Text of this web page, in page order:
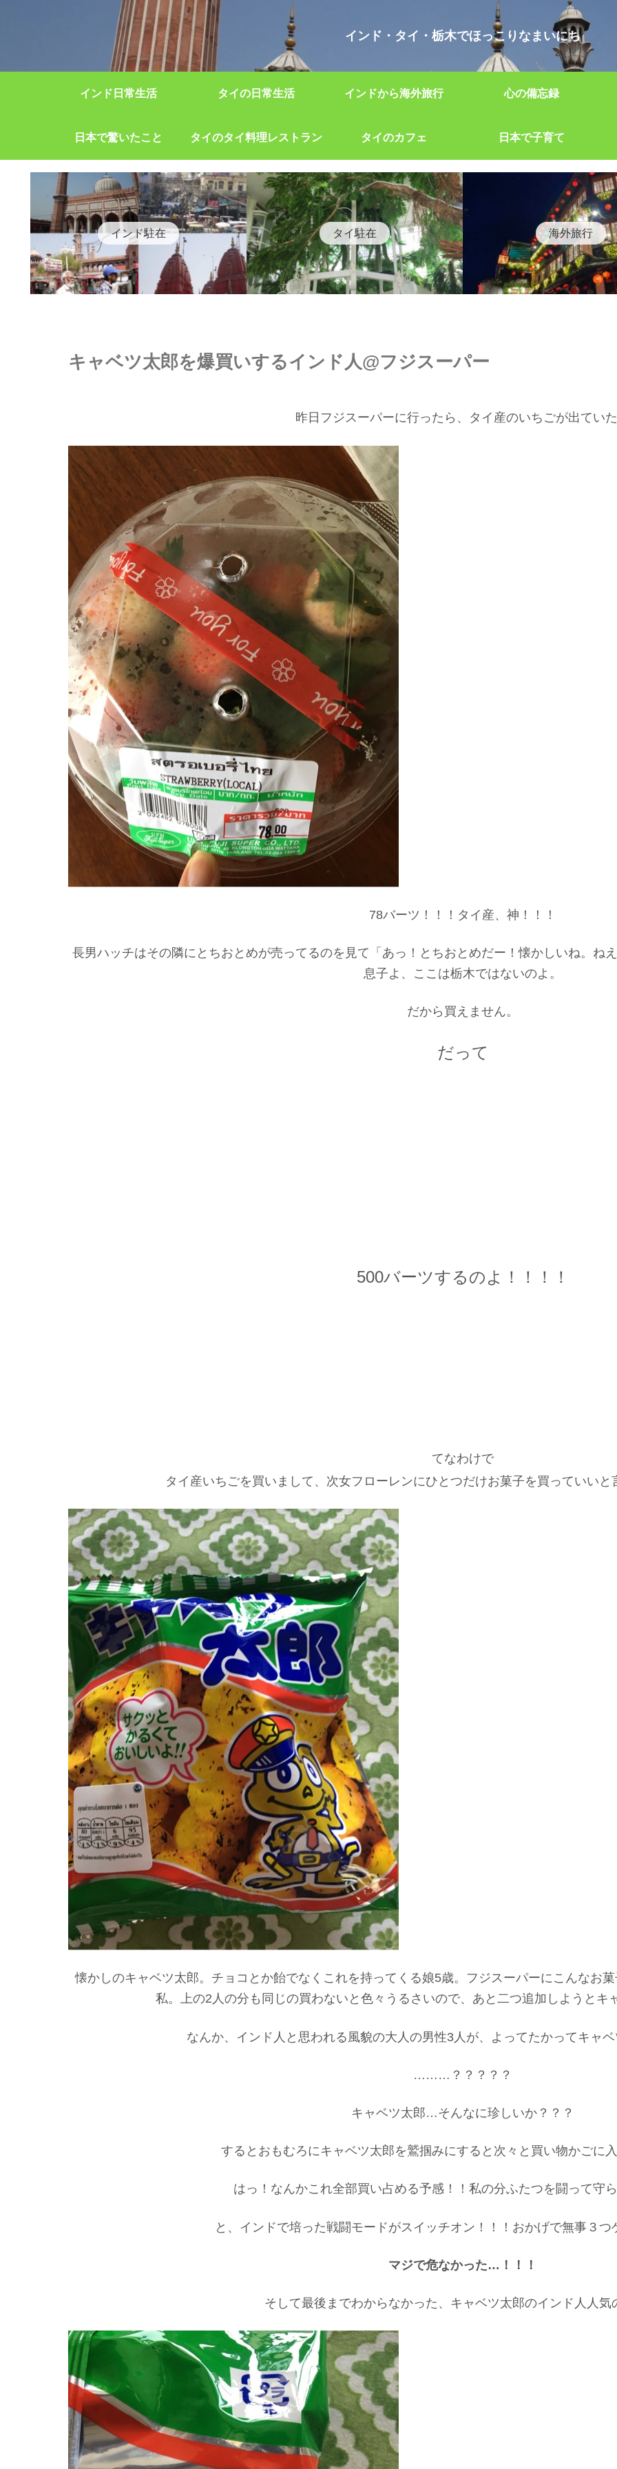
インド・タイ・栃木でほっこりなまいにち
インド日常生活 タイの日常生活 インドから海外旅行 心の備忘録
日本で驚いたこと タイのタイ料理レストラン タイのカフェ 日本で子育て
インド駐在 タイ駐在 海外旅行
キャベツ太郎を爆買いするインド人@フジスーパー
昨日フジスーパーに行ったら、タイ産のいちごが出ていた
78バーツ！！！タイ産、神！！！
長男ハッチはその隣にとちおとめが売ってるのを見て「あっ！とちおとめだー！懐かしいね。ね
息子よ、ここは栃木ではないのよ。
だから買えません。
だって
500バーツするのよ！！！！
てなわけで
タイ産いちごを買いまして、次女フローレンにひとつだけお菓子を買っていいと
懐かしのキャベツ太郎。チョコとか飴でなくこれを持ってくる娘5歳。フジスーパーにこんなお
私。上の2人の分も同じの買わないと色々うるさいので、あと二つ追加しようと
なんか、インド人と思われる風貌の大人の男性3人が、よってたかってキャベ
………？？？？？
キャベツ太郎…そんなに珍しいか？？？
するとおもむろにキャベツ太郎を鷲掴みにすると次々と買い物かごに
はっ！なんかこれ全部買い占める予感！！私の分ふたつを闘って守
と、インドで培った戦闘モードがスイッチオン！！！おかげで無事３つ
マジで危なかった…！！！
そして最後までわからなかった、キャベツ太郎のインド人人気